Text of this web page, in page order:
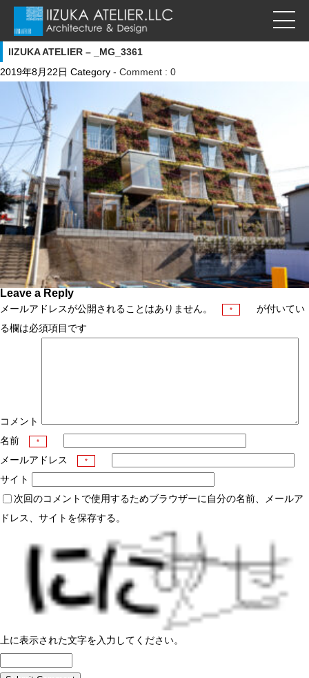
IIZUKA ATELIER – _MG_3361
2019年8月22日 Category - Comment : 0
Leave a Reply
メールアドレスが公開されることはありません。 *
が付いてい
る欄は必須項目です
コメント
名前
*
メールアドレス *
サイト
次回のコメントで使用するためブラウザーに自分の名前、メールア
ドレス、サイトを保存する。
上に表示された文字を入力してください。